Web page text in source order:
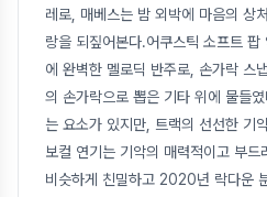
레로, 매베스는 밤 외박에 마음의 상
랑을 되짚어본다.어쿠스틱 소프트
에 완벽한 멜로딕 반주로, 손가락 스
의 손가락으로 뽑은 기타 위에 물들
는 요소가 있지만, 트랙의 선선한 기
보컬 연기는 기악의 매력적이고 부
비슷하게 친밀하고 2020년 락다운